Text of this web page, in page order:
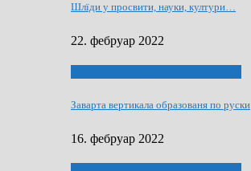
Шлїди у просвити, науки, култури…
22. фебруар 2022
Заварта вертикала образованя по руски
16. фебруар 2022